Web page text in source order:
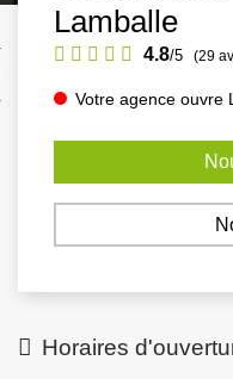
Lamballe
4.8/5 (29
Votre agence ouvre
Horaires